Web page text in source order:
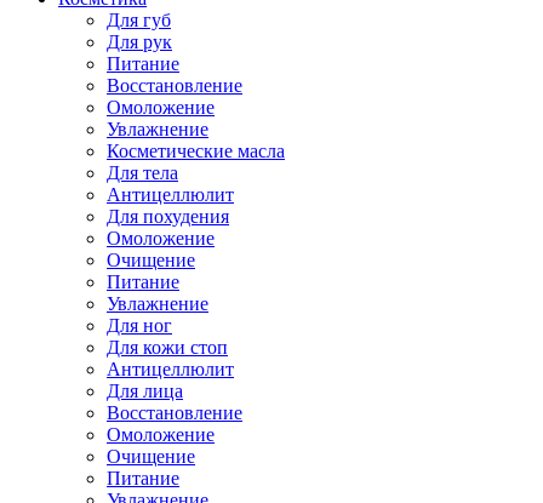
Для губ
Для рук
Питание
Восстановление
Омоложение
Увлажнение
Косметические масла
Для тела
Антицеллюлит
Для похудения
Омоложение
Очищение
Питание
Увлажнение
Для ног
Для кожи стоп
Антицеллюлит
Для лица
Восстановление
Омоложение
Очищение
Питание